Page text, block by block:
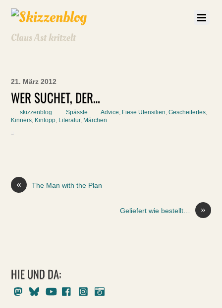
Claus Ast kritzelt
21. März 2012
WER SUCHET, DER…
skizzenblog Spässle Advice, Fiese Utensilien,Gescheitertes,
Kinners, Kintopp, Literatur, Märchen
« The Man with the Plan
»
Geliefert wie bestellt…
HIE UND DA:
MastodonBlueskyYoutubeFacebookInstagram